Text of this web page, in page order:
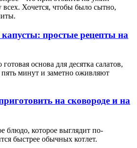
всех. Хочется, чтобы было сытно,
простые рецепты на
основа для десятка салатов,
пять минут и заметно оживляют
на сковороде и на
блюдо, которое выглядит по-
быстрее обычных котлет.